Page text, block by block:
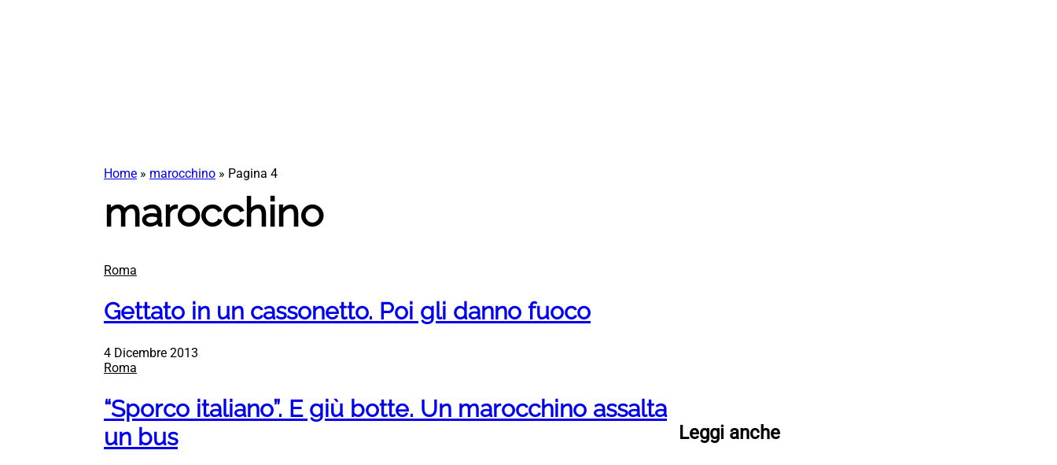
Home » marocchino » Pagina 4
marocchino
Roma
Gettato in un cassonetto. Poi gli danno fuoco
4 Dicembre 2013
Roma
“Sporco italiano”. E giù botte. Un marocchino assalta
un bus
Leggi anche